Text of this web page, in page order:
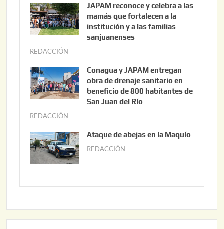
o
s
t
,
2
0
JAPAM reconoce y celebra a las
mamás que fortalecen a la
institución y a las familias
sanjuanenses
REDACCIÓN
n
i
o
,
2
0
6
Conagua y JAPAM entregan
obra de drenaje sanitario en
beneficio de 800 habitantes de
San Juan del Río
REDACCIÓN
n
i
o
Ataque de abejas en la Maquío
REDACCIÓN
o
2